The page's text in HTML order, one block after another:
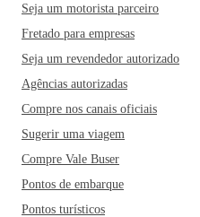
Seja um motorista parceiro
Fretado para empresas
Seja um revendedor autorizado
Agências autorizadas
Compre nos canais oficiais
Sugerir uma viagem
Compre Vale Buser
Pontos de embarque
Pontos turísticos